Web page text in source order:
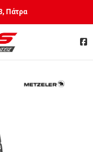
Πάτρα